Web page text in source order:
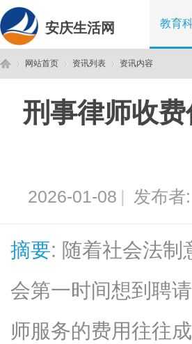
安庆生活网 教育
网站首页
›
资讯列表
›
资讯内容
刑事律师收
2026-01-08 | 发布者:
摘要: 随着社会法制
会第一时间想到聘
师服务的费用往往